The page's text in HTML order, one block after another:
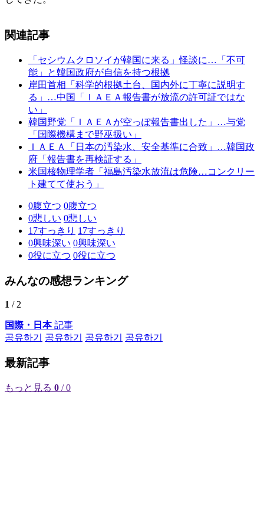
関連記事
「セシウムクロソイが韓国に来る」怪談に…「不可
能」と韓国政府が自信を持つ根拠
岸田首相「科学的根拠土台、国内外に丁寧に説明す
る」…中国「ＩＡＥＡ報告書が放流の許可証ではな
い」
韓国野党「ＩＡＥＡが空っぽ報告書出した」…与党
「国際機構まで野巫扱い」
ＩＡＥＡ「日本の汚染水、安全基準に合致」…韓国政
府「報告書を再検証する」
米国核物理学者「福島汚染水放流は危険…コンクリー
ト建てて使おう」
0腹立つ 0腹立つ
0悲しい 0悲しい
17すっきり 17すっきり
0興味深い 0興味深い
0役に立つ 0役に立つ
みんなの感想ランキング
1 / 2
国際・日本記事
공유하기
공유하기 공유하기 공유하기
最新記事
もっと見る 0 / 0